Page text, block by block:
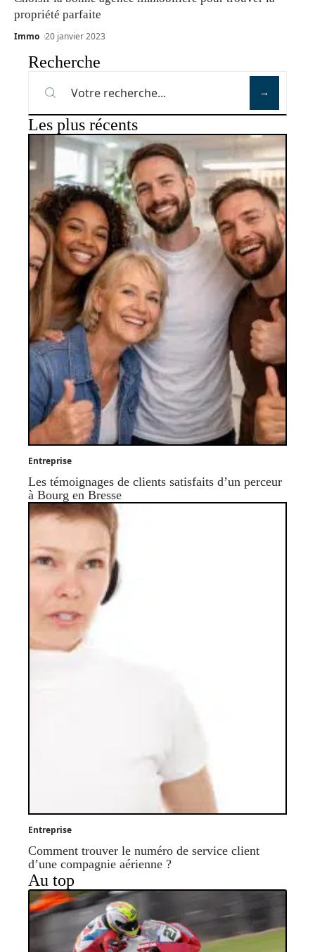
propriété parfaite
Immo 20 janvier 2023
Recherche
Les plus récents
Entreprise
Les témoignages de clients satisfaits d’un perceur
à Bourg en Bresse
Entreprise
Comment trouver le numéro de service client
d’une compagnie aérienne ?
Au top